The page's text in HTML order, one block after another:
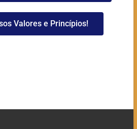
Valores e Princípios!